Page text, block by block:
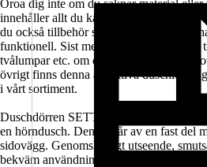
Oroa dig inte om du saknar material
innehåller allt du kan behöva. Utöver ett
du också tillbehör som gör din nya
funktionell. Sist men inte minst finns det
tvålumpar etc. om du vill lägga en sista
övrigt finns denna attraktiva
i vårt sortiment.
Duschdörren SETTE från Jungborn är
en hörndusch. Den består av en fast del
sidovägg. Genomskinligt utseende,
bekväm användning gör den till ett bra val.